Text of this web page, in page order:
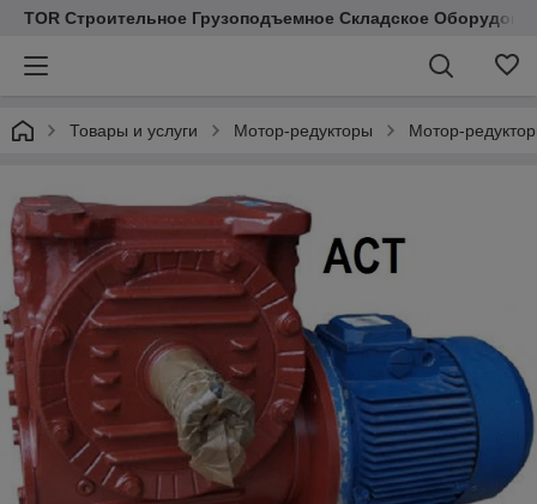
TOR Строительное Грузоподъемное Складское
Товары и услуги Мотор-редукторы Мотор-